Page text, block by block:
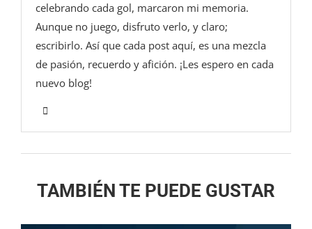
celebrando cada gol, marcaron mi memoria.
Aunque no juego, disfruto verlo, y claro;
escribirlo. Así que cada post aquí, es una mezcla
de pasión, recuerdo y afición. ¡Les espero en cada
nuevo blog!
TAMBIÉN TE PUEDE GUSTAR